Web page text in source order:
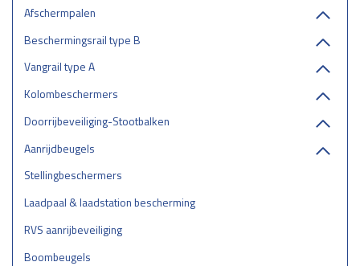
Afschermpalen
Beschermingsrail type B
Vangrail type A
Kolombeschermers
Doorrijbeveiliging-Stootbalken
Aanrijdbeugels
Stellingbeschermers
Laadpaal & laadstation bescherming
RVS aanrijbeveiliging
Boombeugels